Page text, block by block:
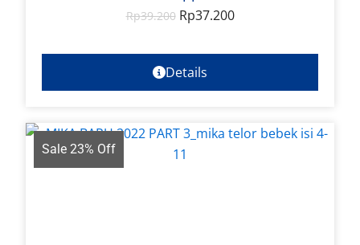
Rp39.200 Rp37.200
Details
Sale 23% Off